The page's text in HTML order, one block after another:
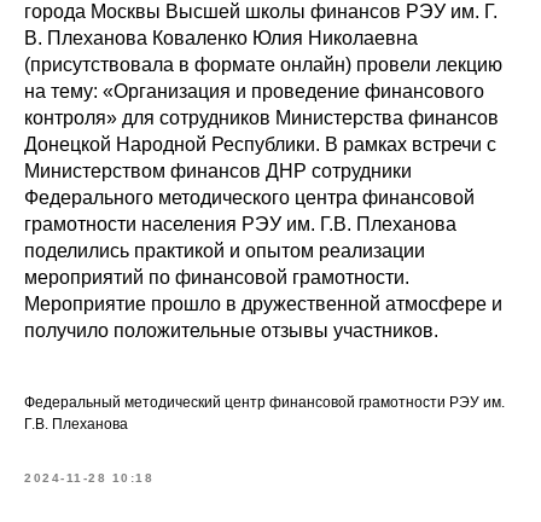
города Москвы Высшей школы финансов РЭУ им. Г.
В. Плеханова Коваленко Юлия Николаевна
(присутствовала в формате онлайн) провели лекцию
на тему: «Организация и проведение финансового
контроля» для сотрудников Министерства финансов
Донецкой Народной Республики. В рамках встречи с
Министерством финансов ДНР сотрудники
Федерального методического центра финансовой
грамотности населения РЭУ им. Г.В. Плеханова
поделились практикой и опытом реализации
мероприятий по финансовой грамотности.
Мероприятие прошло в дружественной атмосфере и
получило положительные отзывы участников.
Федеральный методический центр финансовой грамотности РЭУ им.
Г.В. Плеханова
2024-11-28 10:18